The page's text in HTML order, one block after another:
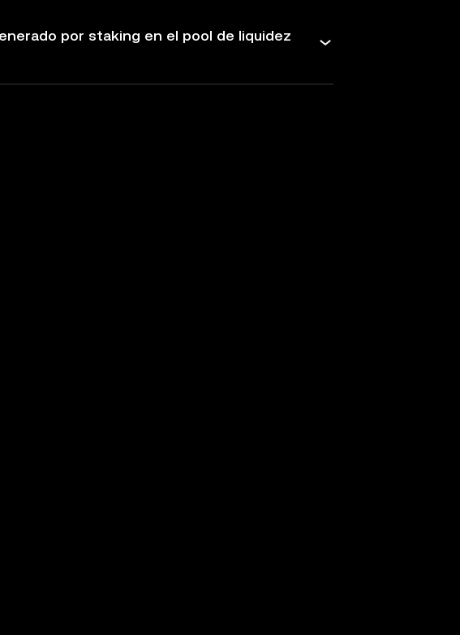
por staking en el pool de liquidez